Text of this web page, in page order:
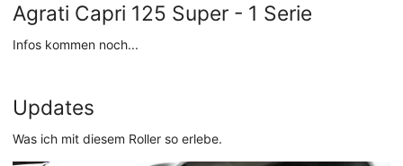
Agrati Capri 125 Super - 1 Serie
Infos kommen noch...
Updates
Was ich mit diesem Roller so erlebe.